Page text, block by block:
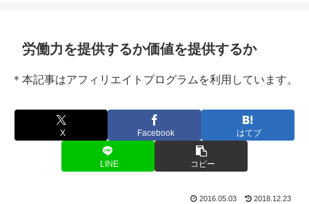
労働力を提供するか価値を提供するか
＊本記事はアフィリエイトプログラムを利用しています。
X Facebook はてブ
LINE コピー
2016.05.03 2018.12.23